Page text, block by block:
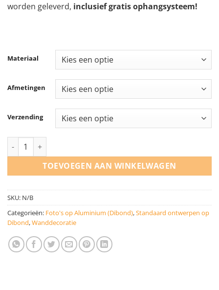
worden geleverd, inclusief gratis ophangsysteem!
Materiaal
Afmetingen
Verzending
Rotterdamse skyline met weerspiegeling aantal
TOEVOEGEN AAN WINKELWAGEN
SKU: N/B
Categorieën: Foto's op Aluminium (Dibond),Standaard ontwerpen op
Dibond,Wanddecoratie